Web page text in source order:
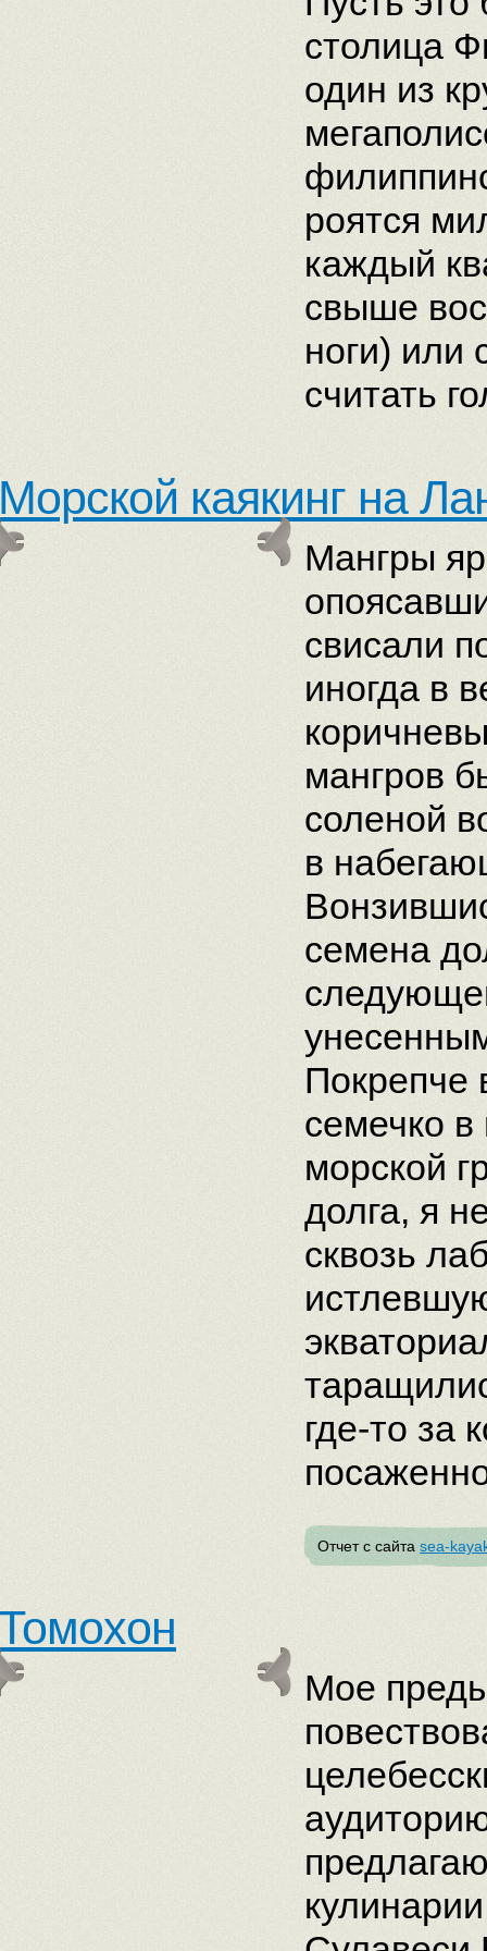
столица
один из
роятся
каждый
свыше
ноги) или
считать
каякинг на
Мангры
свисали
иногда в
мангров
соленой
в
семена
Покрепче
семечко
морской
долга, я
сквозь
где-то за
Отчет с сайта sea-
Мое